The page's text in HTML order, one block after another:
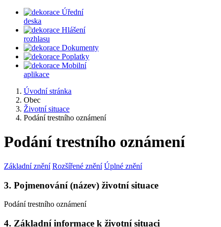
Úřední
deska
Hlášení
rozhlasu
Dokumenty
Poplatky
Mobilní
aplikace
Úvodní stránka
Obec
Životní situace
Podání trestního oznámení
Podání trestního oznámení
Základní znění Rozšířené znění Úplné znění
3. Pojmenování (název) životní situace
Podání trestního oznámení
4. Základní informace k životní situaci